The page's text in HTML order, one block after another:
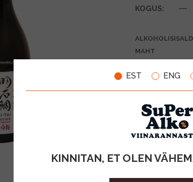
EST ENG
KINNITAN, ET OLEN
KOGUS:
MAHT
TOOTE LIIK
ÜHIKU HIND
KOGUS KASTIS